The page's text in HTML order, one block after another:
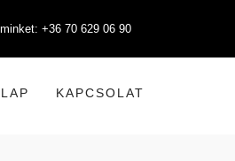
+36 70 629 06 90
KAPCSOLAT